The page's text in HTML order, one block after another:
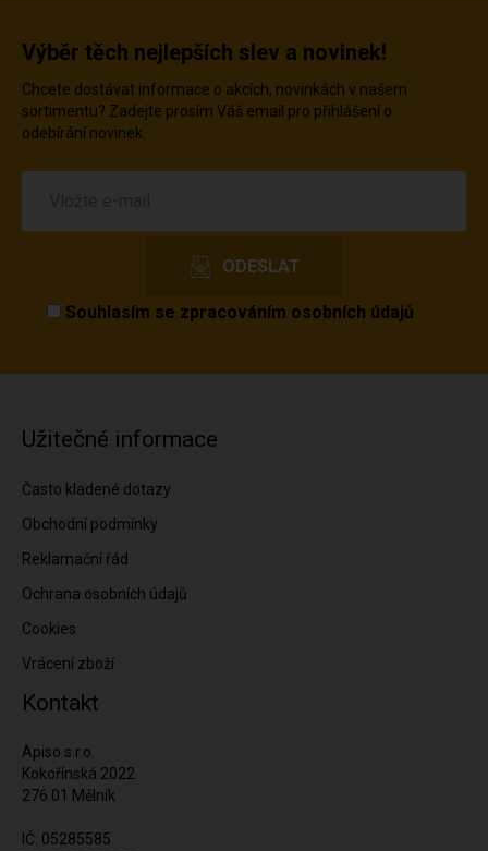
Výběr těch nejlepších slev a novinek!
Chcete dostávat informace o akcích, novinkách v našem
sortimentu? Zadejte prosím Váš email pro přihlášení o
odebírání novinek.
Souhlasím se zpracováním osobních údajů
Užitečné informace
Často kladené dotazy
Obchodní podmínky
Reklamační řád
Ochrana osobních údajů
Cookies
Vrácení zboží
Kontakt
Apiso s.r.o.
Kokořínská 2022
276 01 Mělník
IČ: 05285585